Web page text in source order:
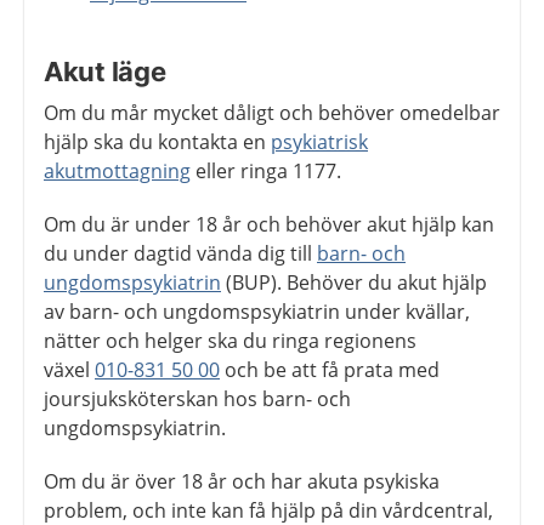
Akut läge
Om du mår mycket dåligt och behöver omedelbar
hjälp ska du kontakta en psykiatrisk
akutmottagning eller ringa 1177.
Om du är under 18 år och behöver akut hjälp kan
du under dagtid vända dig till barn- och
ungdomspsykiatrin (BUP). Behöver du akut hjälp
av barn- och ungdomspsykiatrin under kvällar,
nätter och helger ska du ringa regionens
växel 010-831 50 00 och be att få prata med
joursjuksköterskan hos barn- och
ungdomspsykiatrin.
Om du är över 18 år och har akuta psykiska
problem, och inte kan få hjälp på din vårdcentral,